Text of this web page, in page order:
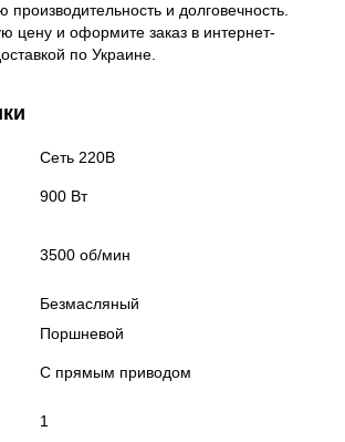
производительность и долговечность.
цену и оформите заказ в интернет-
по Украине.
Сеть 220В
900 Вт
3500 об/мин
Безмасляный
Поршневой
С прямым приводом
1